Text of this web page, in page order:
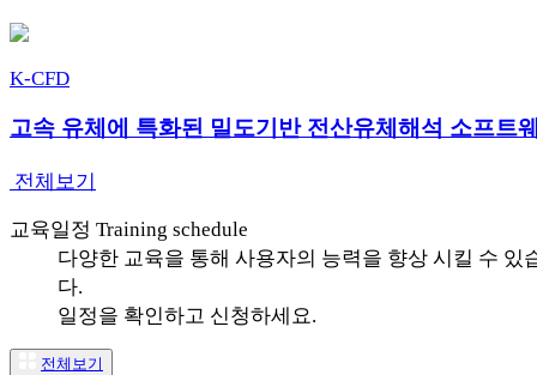
K-CFD
고속 유체에 특화된 밀도기반 전산유체해석 소프트
전체보기
교육일정 Training schedule
다양한 교육을 통해 사용자의 능력을 향상 시킬 수 있
다.
일정을 확인하고 신청하세요.
전체보기